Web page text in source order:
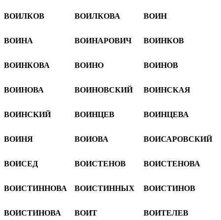
ВОИЛКОВ ВОИЛКОВА ВОИН
ВОИНА ВОИНАРОВИЧ ВОИНКОВ
ВОИНКОВА ВОИНО ВОИНОВ
ВОИНОВА ВОИНОВСКИЙ ВОИНСКАЯ
ВОИНСКИЙ ВОИНЦЕВ ВОИНЦЕВА
ВОИНЯ ВОИОВА ВОИСАРОВСКИЙ
ВОИСЕД ВОИСТЕНОВ ВОИСТЕНОВА
ВОИСТИННОВА ВОИСТИННЫХ ВОИСТИНОВ
ВОИСТИНОВА ВОИТ ВОИТЕЛЕВ